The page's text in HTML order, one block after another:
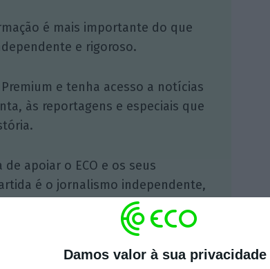
Damos valor à sua privacidade
é mais importante do que
e rigoroso.
Premium e tenha acesso a notícias
às reportagens e especiais que
apoiar o ECO e os seus
é o jornalismo independente,